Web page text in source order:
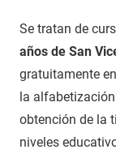
Se tratan de
años de San
gratuitamente
la
obtención de la
niveles